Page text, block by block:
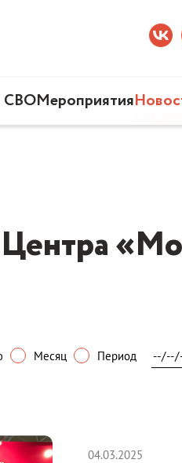
СВОМероприятия
3D-
Месяц Период
04.03.2025